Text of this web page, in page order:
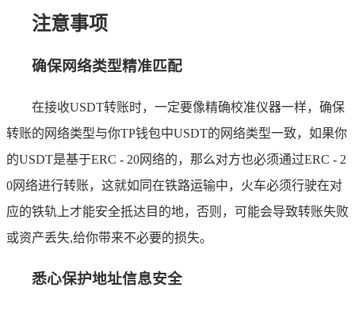
注意事项
确保网络类型精准匹配
在接收USDT转账时，一定要像精确校准仪器一样，确保
转账的网络类型与你TP钱包中USDT的网络类型一致，如果你
的USDT是基于ERC - 20网络的，那么对方也必须通过ERC - 2
0网络进行转账，这就如同在铁路运输中，火车必须行驶在对
应的铁轨上才能安全抵达目的地，否则，可能会导致转账失败
或资产丢失,给你带来不必要的损失。
悉心保护地址信息安全